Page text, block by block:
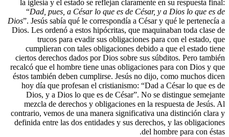
la iglesia y el estado se reflejan
“Dad, pues, a César lo que es de
Dios”. Jesús sabía qué le correspondía a
Dios. Les ordenó a estos hipócritas, que
trucos para evadir sus obligaciones
cumplieran con tales obligaciones
ciertos derechos dados por Dios sobre
recalcó que el hombre tiene unas
éstos también deben cumplirse. Jesús no
hoy día que profesan el cristianismo:
Dios, y a Dios lo que es de César”.
mezcla de derechos y obligaciones en
contrario, vemos de una manera
definida entre las dos entidades y sus